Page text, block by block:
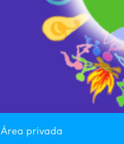
Área privada